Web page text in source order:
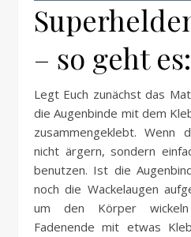
– so geht es:
Legt Euch zunächst das
die Augenbinde mit dem
zusammengeklebt. Wenn
nicht ärgern, sondern
benutzen. Ist die
noch die Wackelaugen
um den Körper
Fadenende mit etwas